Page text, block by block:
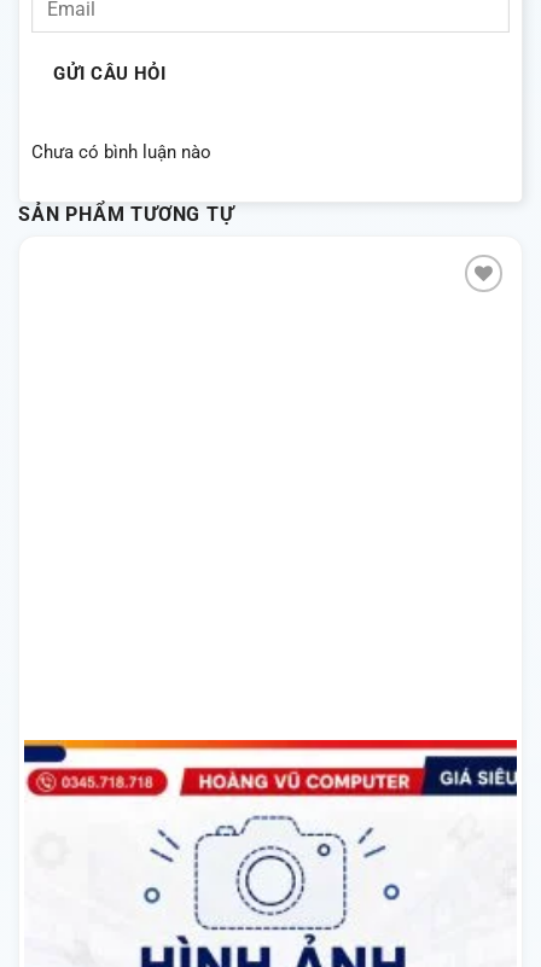
GỬI CÂU HỎI
Chưa có bình luận nào
SẢN PHẨM TƯƠNG TỰ